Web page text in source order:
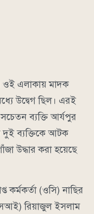
ওই এলাকায় মাদক
উদ্বেগ ছিল। এরই
ব্যক্তি আর্যপুর
দুই ব্যক্তিকে আটক
উদ্ধার করা হয়েছে
কর্মকর্তা (ওসি) নাছির
রিয়াজুল ইসলাম